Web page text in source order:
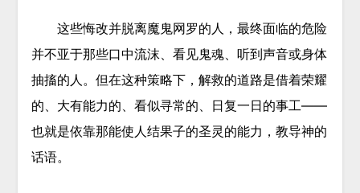
这些悔改并脱离魔鬼网罗的人，最终面临的危险
并不亚于那些口中流沫、看见鬼魂、听到声音或身体
抽搐的人。但在这种策略下，解救的道路是借着荣耀
的、大有能力的、看似寻常的、日复一日的事工——
也就是依靠那能使人结果子的圣灵的能力，教导神的
话语。